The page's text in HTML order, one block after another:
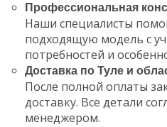
Профессиональная
Наши специалисты
подходящую модель с
потребностей и
Доставка по Туле и
После полной оплаты
доставку. Все детали
менеджером.